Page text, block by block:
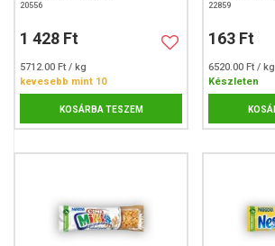
20556
1 428 Ft
5712.00 Ft / kg
kevesebb mint 10
KOSÁRBA TESZEM
22859
163 Ft
6520.00 Ft / kg
Készleten